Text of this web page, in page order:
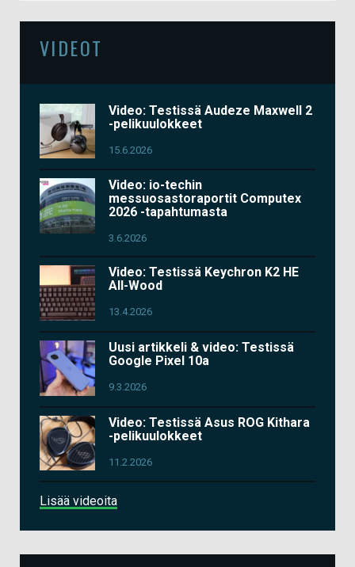
VIDEOT
Video: Testissä Audeze Maxwell 2
-pelikuulokkeet
15.6.2026
Video: io-techin
messuosastoraportit Computex
2026 -tapahtumasta
3.6.2026
Video: Testissä Keychron K2 HE
All-Wood
13.4.2026
Uusi artikkeli & video: Testissä
Google Pixel 10a
9.3.2026
Video: Testissä Asus ROG Kithara
-pelikuulokkeet
11.2.2026
Lisää videoita